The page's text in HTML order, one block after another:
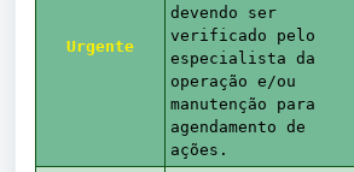
Urgente
devendo ser
verificado pelo
especialista da
operação e/ou
manutenção para
agendamento de
ações.